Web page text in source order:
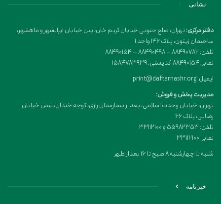
نشانی
دفتر مرکزی:تهران، ضلع جنوبی خیابان کریم خان، بین خیابان ایرانشهر و ماهشهر،
ساختمان زیتون، پلاک 146 واحد 1
تلفن: 88490782 – 88490498 – 88490154
نمابر: 88490154 کدپستی: 1584783939
ایمیل: print@daftarnashr.org
مدیریت پخش و فروش:
تهران، خیابان وحدت اسلامی، بعد از بیمارستان رازی، کوچه خندان، نبش خیابان
رضایی، پلاک ۶۶
تلفن: 55982353 و 33112100
نمابر: 33112100
شنبه تا چهارشنبه 8 صبح تا 16 بعداز ظهر
خبرنامه